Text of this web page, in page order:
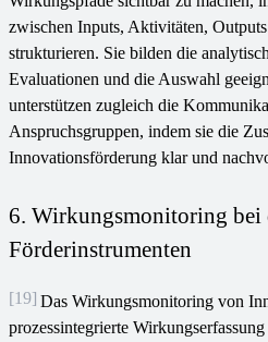
zwischen Inputs, Aktivitäten,
strukturieren. Sie bilden die
Evaluationen und die Auswahl
unterstützen zugleich die
Anspruchsgruppen, indem sie die
Innovationsförderung klar und
6. Wirkungsmonitoring bei
Förderinstrumenten
[19] Das Wirkungsmonitoring von
prozessintegrierte